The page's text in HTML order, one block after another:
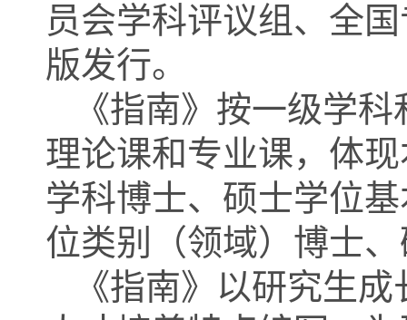
员会学科评议组、全
版发行。
《指南》按一级学
理论课和专业课，体
学科博士、硕士学位
位类别（领域）博士
《指南》以研究生